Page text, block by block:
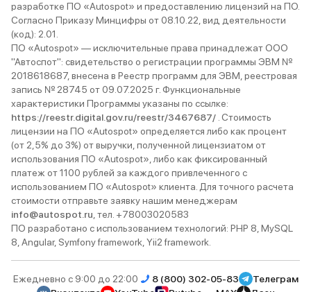
разработке ПО «Autospot» и предоставлению лицензий на ПО.
Согласно Приказу Минцифры от 08.10.22, вид деятельности
(код): 2.01.
ПО «Autospot» — исключительные права принадлежат ООО
"Автоспот": свидетельство о регистрации программы ЭВМ №
2018618687, внесена в Реестр программ для ЭВМ, реестровая
запись № 28745 от 09.07.2025 г. Функциональные
характеристики Программы указаны по ссылке:
https://reestr.digital.gov.ru/reestr/3467687/ . Стоимость
лицензии на ПО «Autospot» определяется либо как процент
(от 2,5% до 3%) от выручки, полученной лицензиатом от
использования ПО «Autospot», либо как фиксированный
платеж от 1100 рублей за каждого привлеченного с
использованием ПО «Autospot» клиента. Для точного расчета
стоимости отправьте заявку нашим менеджерам
info@autospot.ru , тел. +78003020583
ПО разработано с использованием технологий: PHP 8, MySQL
8, Angular, Symfony framework, Yii2 framework.
Ежедневно с 9:00 до 22:00 8 (800) 302-05-83
Телеграм